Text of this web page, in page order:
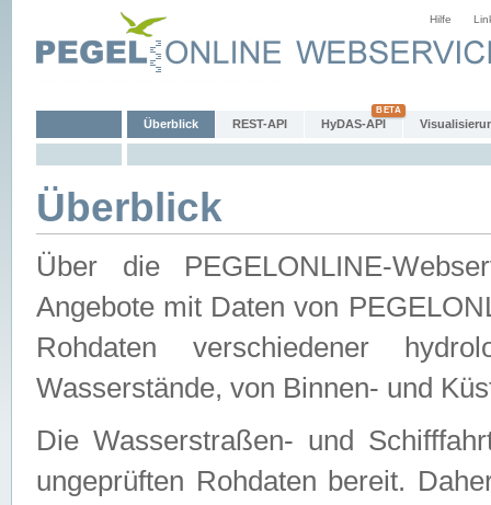
Hilfe
Überblick REST-API HyDAS-API
Überblick
Über die PEGELONLINE-
Angebote mit Daten von
Rohdaten verschiedener
Wasserstände, von Binnen- und
Die Wasserstraßen- und
ungeprüften Rohdaten bereit.